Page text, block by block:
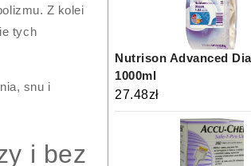
Z kolei
tych
snu i
i bez
Nutrison Advanced
1000ml
27.48zł